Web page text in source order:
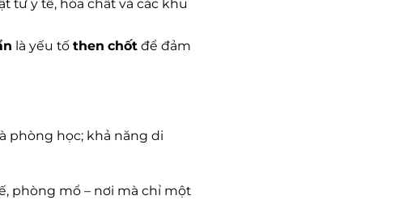
tư y tế, hóa chất và các khu
là yếu tố then chốt để đảm
phòng học; khả năng di
phòng mổ – nơi mà chỉ một